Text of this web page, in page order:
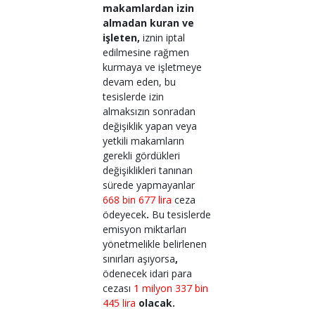
makamlardan izin
almadan kuran ve
işleten, iznin iptal
edilmesine rağmen
kurmaya ve işletmeye
devam eden, bu
tesislerde izin
almaksızın sonradan
değişiklik yapan veya
yetkili makamların
gerekli gördükleri
değişiklikleri tanınan
sürede yapmayanlar
668 bin 677 lira ceza
ödeyecek. Bu tesislerde
emisyon miktarları
yönetmelikle belirlenen
sınırları aşıyorsa,
ödenecek idari para
cezası 1 milyon 337 bin
445 lira olacak.